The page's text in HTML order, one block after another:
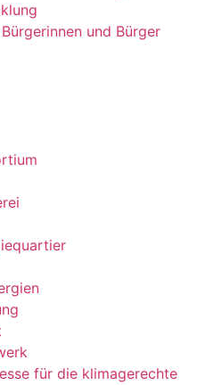
und Bürger
für die klimagerechte